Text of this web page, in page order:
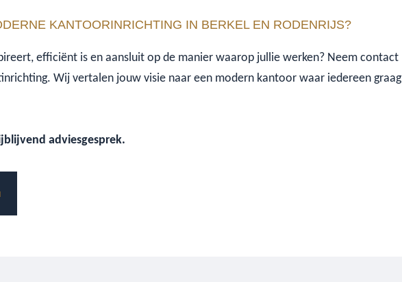
KANTOORINRICHTING IN BERKEL EN RODENRIJS?
efficiënt is en aansluit op de manier waarop jullie werken? Neem contact
Wij vertalen jouw visie naar een modern kantoor waar iedereen graag
adviesgesprek.